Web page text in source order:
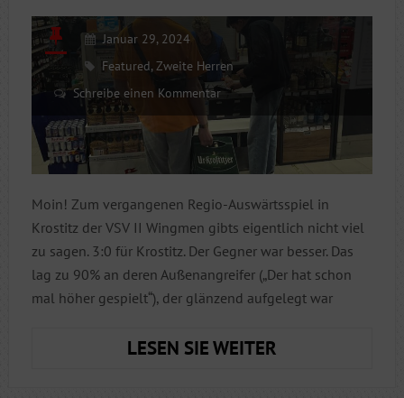
Januar 29, 2024
Featured,Zweite Herren
Schreibe einen Kommentar
Moin! Zum vergangenen Regio-Auswärtsspiel in
Krostitz der VSV II Wingmen gibts eigentlich nicht viel
zu sagen. 3:0 für Krostitz. Der Gegner war besser. Das
lag zu 90% an deren Außenangreifer („Der hat schon
mal höher gespielt“), der glänzend aufgelegt war
LESEN SIE WEITERWELCHER